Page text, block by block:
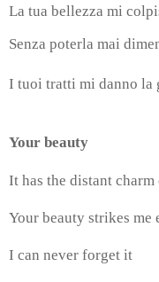
La tua bellezza mi
Senza poterla mai
I tuoi tratti mi danno la
Your beauty
It has the distant charm
Your beauty strikes me
I can never forget it